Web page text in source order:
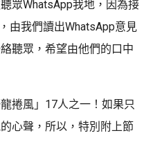
眾WhatsApp我地，因為接
由我們讀出WhatsApp意見
聽眾，希望由他們的口中
捲風」17人之一！如果只
心聲，所以，特別附上節